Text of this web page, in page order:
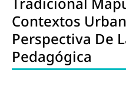
Contextos
Perspectiva De
Pedagógica